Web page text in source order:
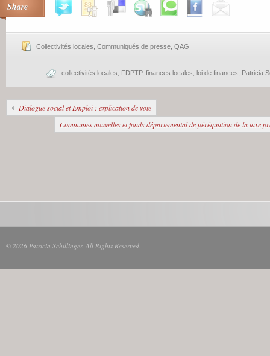
Share
Collectivités locales Communiqués de presse QAG
collectivités locales FDPTP, finances locales loi de finances Patricia
Dialogue social et Emploi : explication de vote
Communes nouvelles et fonds départemental de péréquation de la taxe
© 2026 Patricia Schillinger. All Rights Reserved.